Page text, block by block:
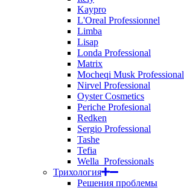
Kaypro
L'Oreal Professionnel
Limba
Lisap
Londa Professional
Matrix
Mocheqi Musk Professional
Nirvel Professional
Oyster Cosmetics
Periche Profesional
Redken
Sergio Professional
Tashe
Tefia
Wella_Professionals
Трихология
Решения проблемы